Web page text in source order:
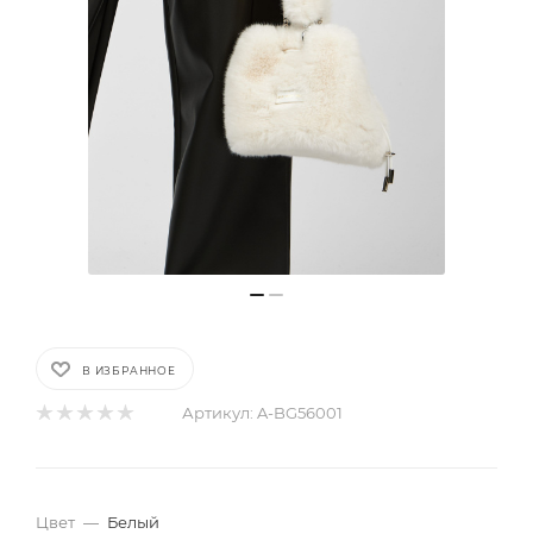
В ИЗБРАННОЕ
Артикул: A-BG56001
Цвет — Белый